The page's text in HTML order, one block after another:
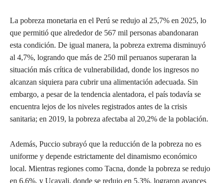
La pobreza monetaria en el Perú se redujo al 25,7% en 2025, lo
que permitió que alrededor de 567 mil personas abandonaran
esta condición. De igual manera, la pobreza extrema disminuyó
al 4,7%, logrando que más de 250 mil peruanos superaran la
situación más crítica de vulnerabilidad, donde los ingresos no
alcanzan siquiera para cubrir una alimentación adecuada. Sin
embargo, a pesar de la tendencia alentadora, el país todavía se
encuentra lejos de los niveles registrados antes de la crisis
sanitaria; en 2019, la pobreza afectaba al 20,2% de la población.
Además, Puccio subrayó que la reducción de la pobreza no es
uniforme y depende estrictamente del dinamismo económico
local. Mientras regiones como Tacna, donde la pobreza se redujo
en 6,6%, y Ucayali, donde se redujo en 5,3%, lograron avances